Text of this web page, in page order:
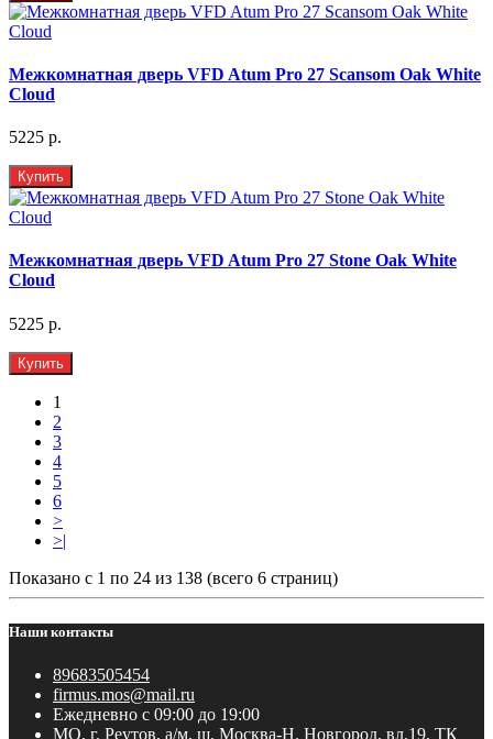
Межкомнатная дверь VFD Atum Pro 27 Scansom Oak White
Cloud
5225 р.
Купить
Межкомнатная дверь VFD Atum Pro 27 Stone Oak White
Cloud
5225 р.
Купить
1
2
3
4
5
6
>
>|
Показано с 1 по 24 из 138 (всего 6 страниц)
Наши контакты
89683505454
firmus.mos@mail.ru
Ежедневно с 09:00 до 19:00
МО, г. Реутов, а/м, ш. Москва-Н. Новгород, вл.19, ТК